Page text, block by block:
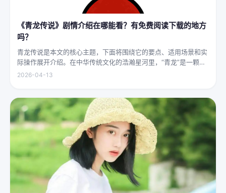
《青龙传说》剧情介绍在哪能看？有免费阅读下载的地方
吗？
青龙传说是本文的核心主题，下面将围绕它的要点、适用场景和实
际操作展开介绍。在中华传统文化的浩瀚星河里，“青龙”是一颗璀
璨夺目的明珠，它与白虎、朱雀、玄武并称“四灵”，雄踞东方，是
2026-04-13